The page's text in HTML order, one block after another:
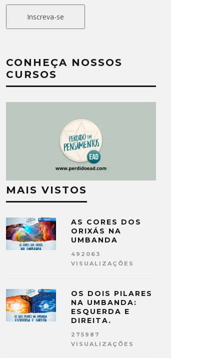
Inscreva-se
CONHEÇA NOSSOS
CURSOS
MAIS VISTOS
AS CORES DOS
ORIXÁS NA
UMBANDA
492063
VISUALIZAÇÕES
OS DOIS PILARES
NA UMBANDA:
ESQUERDA E
DIREITA.
275987
VISUALIZAÇÕES